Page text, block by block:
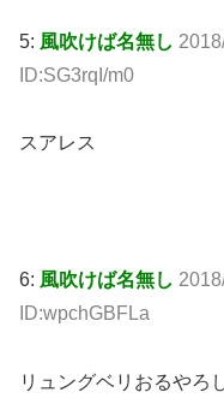
5: 風吹けば名無し
ID:SG3rqI/m0
スアレス
6: 風吹けば名無し
ID:wpchGBFLa
リュングベリおるやろ